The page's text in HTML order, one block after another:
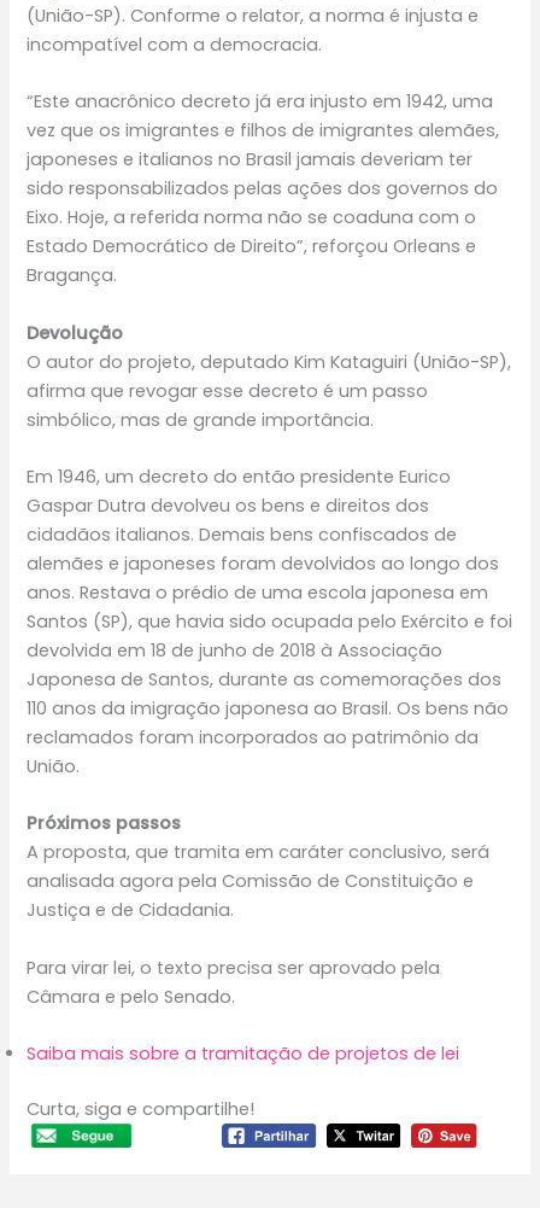
(União-SP). Conforme o relator, a norma é injusta e
incompatível com a democracia.
“Este anacrônico decreto já era injusto em 1942, uma
vez que os imigrantes e filhos de imigrantes alemães,
japoneses e italianos no Brasil jamais deveriam ter
sido responsabilizados pelas ações dos governos do
Eixo. Hoje, a referida norma não se coaduna com o
Estado Democrático de Direito”, reforçou Orleans e
Bragança.
Devolução
O autor do projeto, deputado Kim Kataguiri (União-SP),
afirma que revogar esse decreto é um passo
simbólico, mas de grande importância.
Em 1946, um decreto do então presidente Eurico
Gaspar Dutra devolveu os bens e direitos dos
cidadãos italianos. Demais bens confiscados de
alemães e japoneses foram devolvidos ao longo dos
anos. Restava o prédio de uma escola japonesa em
Santos (SP), que havia sido ocupada pelo Exército e foi
devolvida em 18 de junho de 2018 à Associação
Japonesa de Santos, durante as comemorações dos
110 anos da imigração japonesa ao Brasil. Os bens não
reclamados foram incorporados ao patrimônio da
União.
Próximos passos
A proposta, que tramita emcaráter conclusivo, será
analisada agora pela Comissão de Constituição e
Justiça e de Cidadania.
Para virar lei, o texto precisa ser aprovado pela
Câmara e pelo Senado.
Saiba mais sobre a tramitação de projetos de lei
Curta, siga e compartilhe!